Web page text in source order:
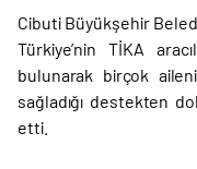
Cibuti Büyükşehir
Türkiye’nin TİKA
bulunarak birçok
sağladığı destekten
etti.